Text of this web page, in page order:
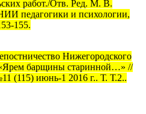
работ./Отв. Ред. М. В.
педагогики и психологии,
155.
Нижегородского
барщины старинной…» //
(115) июнь-1 2016 г.. Т. Т.2..